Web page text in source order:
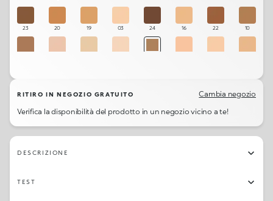
23 20 19 03 24 16 22 10
RITIRO IN NEGOZIO GRATUITO
Cambia negozio
Verifica la disponibilità del prodotto in un negozio vicino a te!
DESCRIZIONE
TEST